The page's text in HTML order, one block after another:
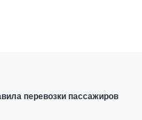
перевозки пассажиров